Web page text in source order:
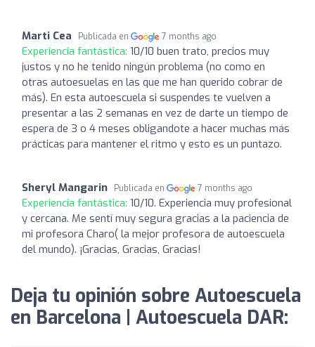
Marti Cea Publicada en 7 months ago
Experiencia fantástica: 10/10 buen trato, precios muy
justos y no he tenido ningún problema (no como en
otras autoesuelas en las que me han querido cobrar de
más). En esta autoescuela si suspendes te vuelven a
presentar a las 2 semanas en vez de darte un tiempo de
espera de 3 o 4 meses obligandote a hacer muchas más
prácticas para mantener el ritmo y esto es un puntazo.
Sheryl Mangarin Publicada en 7 months ago
Experiencia fantástica: 10/10. Experiencia muy profesional
y cercana. Me sentí muy segura gracias a la paciencia de
mi profesora Charo( la mejor profesora de autoescuela
del mundo). ¡Gracias, Gracias, Gracias!
Deja tu opinión sobre Autoescuela
en Barcelona | Autoescuela DAR: